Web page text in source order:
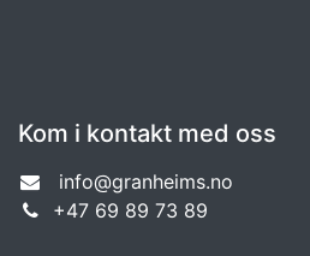
Kom i kontakt med oss
info@granheims.no
+47 69 89 73 89